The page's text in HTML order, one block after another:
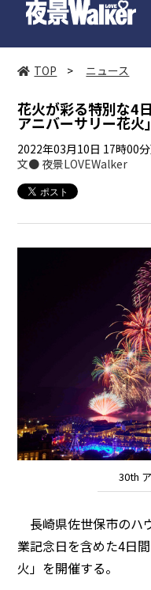
TOP > ニュース
花火が彩る特別な4
アニバーサリー花
2022年03月10日 17時00
文● 夜景LOVEWalker
30th
長崎県佐世保市のハ
業記念日を含めた4日
火」を開催する。